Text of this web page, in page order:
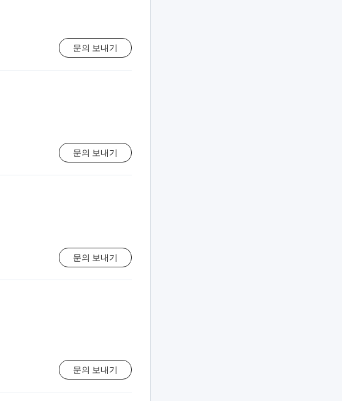
문의 보내기
문의 보내기
문의 보내기
문의 보내기